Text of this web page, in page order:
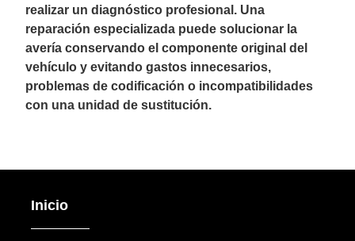
realizar un diagnóstico profesional. Una
reparación especializada puede solucionar la
avería conservando el componente original del
vehículo y evitando gastos innecesarios,
problemas de codificación o incompatibilidades
con una unidad de sustitución.
Inicio